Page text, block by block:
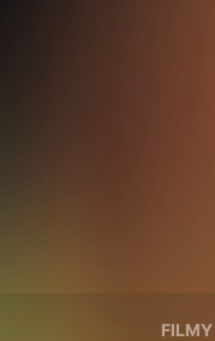
FILMY